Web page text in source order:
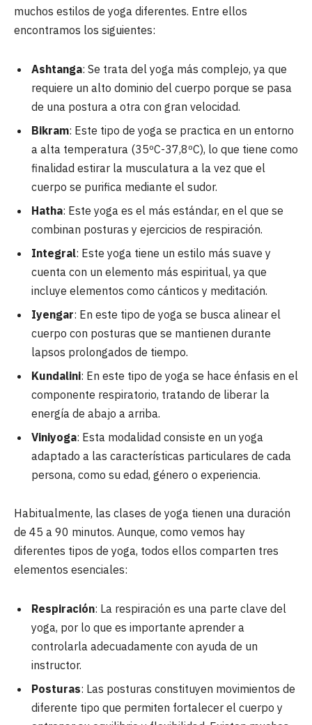
muchos estilos de yoga diferentes. Entre ellos
encontramos los siguientes:
Ashtanga: Se trata del yoga más complejo, ya que
requiere un alto dominio del cuerpo porque se pasa
de una postura a otra con gran velocidad.
Bikram: Este tipo de yoga se practica en un entorno
a alta temperatura (35ºC-37,8ºC), lo que tiene como
finalidad estirar la musculatura a la vez que el
cuerpo se purifica mediante el sudor.
Hatha: Este yoga es el más estándar, en el que se
combinan posturas y ejercicios de respiración.
Integral: Este yoga tiene un estilo más suave y
cuenta con un elemento más espiritual, ya que
incluye elementos como cánticos y meditación.
Iyengar: En este tipo de yoga se busca alinear el
cuerpo con posturas que se mantienen durante
lapsos prolongados de tiempo.
Kundalini: En este tipo de yoga se hace énfasis en el
componente respiratorio, tratando de liberar la
energía de abajo a arriba.
Viniyoga: Esta modalidad consiste en un yoga
adaptado a las características particulares de cada
persona, como su edad, género o experiencia.
Habitualmente, las clases de yoga tienen una duración
de 45 a 90 minutos. Aunque, como vemos hay
diferentes tipos de yoga, todos ellos comparten tres
elementos esenciales:
Respiración: La respiración es una parte clave del
yoga, por lo que es importante aprender a
controlarla adecuadamente con ayuda de un
instructor.
Posturas: Las posturas constituyen movimientos de
diferente tipo que permiten fortalecer el cuerpo y